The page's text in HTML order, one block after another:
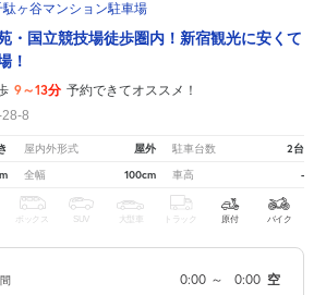
駄ヶ谷マンション駐車場
・国立競技場徒歩圏内！新宿観光に安くて
！
9～13分 予約できてオススメ！
8
屋内外形式 屋外 駐車台数 2台
全幅 100cm 車高 -
ボックス SUV 大型車 トラック 原付 バイク
0:00 ～ 0:00 空